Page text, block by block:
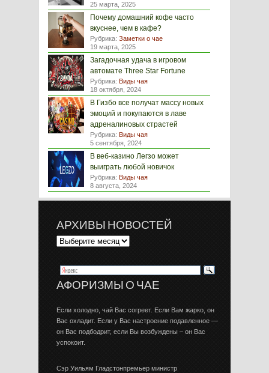
25 марта, 2025
Почему домашний кофе часто
вкуснее, чем в кафе?
Рубрика: Заметки о чае
19 марта, 2025
Загадочная удача в игровом
автомате Three Star Fortune
Рубрика: Виды чая
18 октября, 2024
В Гизбо все получат массу новых
эмоций и покупаются в лаве
адреналиновых страстей
Рубрика: Виды чая
5 сентября, 2024
В веб-казино Легзо может
выиграть любой новичок
Рубрика: Виды чая
8 августа, 2024
АРХИВЫ НОВОСТЕЙ
АФОРИЗМЫ О ЧАЕ
Если холодно, чай Вас согреет. Если Вам жарко, он
Вас охладит. Если у Вас настроение подавленное —
он Вас подбодрит, если Вы возбуждены – он Вас
успокоит.
Сэр Уильям Гладстонпремьер министр